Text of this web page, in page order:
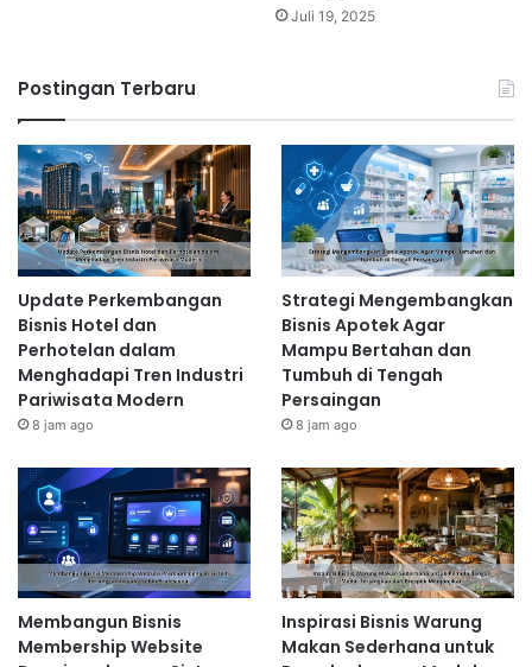
Juli 19, 2025
Postingan Terbaru
Update Perkembangan
Bisnis Hotel dan
Perhotelan dalam
Menghadapi Tren Industri
Pariwisata Modern
8 jam ago
Strategi Mengembangkan
Bisnis Apotek Agar
Mampu Bertahan dan
Tumbuh di Tengah
Persaingan
8 jam ago
Membangun Bisnis
Membership Website
Inspirasi Bisnis Warung
Makan Sederhana untuk